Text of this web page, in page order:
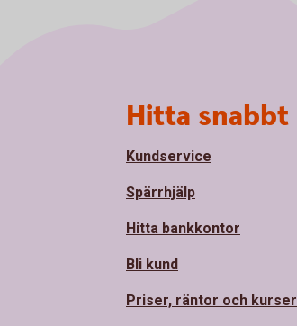
Hitta snabbt
Kundservice
Spärrhjälp
Hitta bankkontor
Bli kund
Priser, räntor och kurser